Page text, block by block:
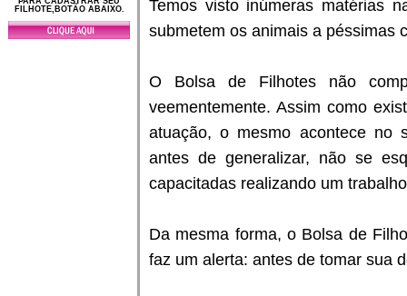
FILHOTE,BOTÃO ABAIXO.
Temos visto inúmeras matérias
submetem os animais a péssimas
O Bolsa de Filhotes não
veementemente. Assim como
atuação, o mesmo acontece no
antes de generalizar, não se
capacitadas realizando um
Da mesma forma, o Bolsa de
faz um alerta: antes de tomar sua